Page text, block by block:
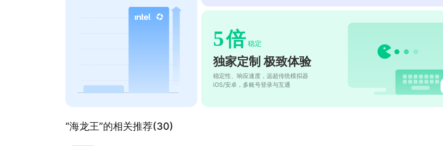
5倍 稳定
独家定制 极致体验
稳定性、响应速度，远超传统模拟器
iOS/安卓，多账号登录与互通
“海龙王”的相关推荐(30)